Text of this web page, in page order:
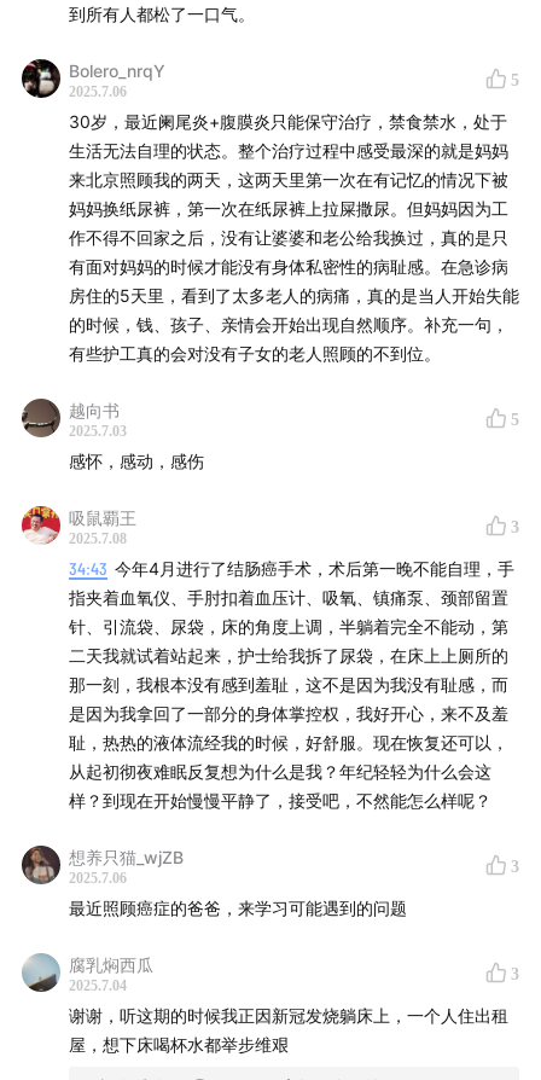
姑跟我讲，奶奶的指甲长特别长了也没人注意到，她一来才
们大多数情况只是照顾奶奶，而姑姑们则会考虑到奶奶的精
神需求，天气好的时候会推着奶奶出门晒太阳、带她看电
视、陪她笑。除了看护工作男女性别上面的区别，这期博客
里提到的不同薪资儿女的分工不同也有体现。大姑是个农村
妇女，平时也不需要工作，所以很多时候其他兄弟姐妹工作
太忙或者是身体出问题了就会付钱让大姑看护，并且大家会
觉得大姑没有理由拒绝（大姑平时闲着没收入，给看护费好
歹还能有进账）。在奶奶生病期间大节小节我们都会去小叔
家吃饭，一大家子人聚在一起，说是看奶奶，实则说的话做
的事跟奶奶没有任何关系。我常常觉得奶奶像是个没有生命
力的npc，她的作用只是让大家有无法拒绝的由头聚在一
起。可能是因为从小都是跟父母一起生活的缘故吧，我平时
跟外婆和奶奶也不亲，只会在逢年过节见上几面，跟一大堆
亲戚聚在一起。后来奶奶和外婆相继去世，我也没有特别多
源头。可是还是会感慨，即使她们康健时为子女奉献付出了
那么多，也承担了很多抚养孙辈的责任，到老了生病了好像
也没有得到特别好的照顾。而且她们的子女都还算是有良心
的，都还承担着抚养义务，没有假手于人或者置之不理。只
是，我总感觉社会应该关注到这些平时没有太多讨论的部
分。这只是我的小家庭，却也是大社会的缩影，不知有多少
家庭还在这样的处境之中。
到所有人都松了一口气。
Bolero_nrqY
2025.7.06
5
30岁，最近阑尾炎+腹膜炎只能保守治疗，禁食禁水，处于
生活无法自理的状态。整个治疗过程中感受最深的就是妈妈
来北京照顾我的两天，这两天里第一次在有记忆的情况下被
妈妈换纸尿裤，第一次在纸尿裤上拉屎撒尿。但妈妈因为工
作不得不回家之后，没有让婆婆和老公给我换过，真的是只
有面对妈妈的时候才能没有身体私密性的病耻感。在急诊病
房住的5天里，看到了太多老人的病痛，真的是当人开始失能
的时候，钱、孩子、亲情会开始出现自然顺序。补充一句，
有些护工真的会对没有子女的老人照顾的不到位。
越向书
2025.7.03
5
感怀，感动，感伤
吸鼠覇王
2025.7.08
3
34:43 今年4月进行了结肠癌手术，术后第一晚不能自理，手
指夹着血氧仪、手肘扣着血压计、吸氧、镇痛泵、颈部留置
针、引流袋、尿袋，床的角度上调，半躺着完全不能动，第
二天我就试着站起来，护士给我拆了尿袋，在床上上厕所的
那一刻，我根本没有感到羞耻，这不是因为我没有耻感，而
是因为我拿回了一部分的身体掌控权，我好开心，来不及羞
耻，热热的液体流经我的时候，好舒服。现在恢复还可以，
从起初彻夜难眠反复想为什么是我？年纪轻轻为什么会这
样？到现在开始慢慢平静了，接受吧，不然能怎么样呢？
想养只猫_wjZB
2025.7.06
3
最近照顾癌症的爸爸，来学习可能遇到的问题
腐乳焖西瓜
2025.7.04
3
谢谢，听这期的时候我正因新冠发烧躺床上，一个人住出租
屋，想下床喝杯水都举步维艰